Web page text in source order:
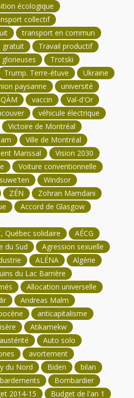
écologique
collectif
transport en commun
gratuit
Travail productif
Trotski
Trump. Terre-étuve
Ukraine
paysanne
université
vaccin
Val-d'Or
véhicule électrique
Victoire de Montréal
Ville de Montréal
Marissal
Vision 2030
Voiture conventionnelle
Windsor
ZÉN
Zohran Mamdani
Accord de Glasgow
Québec solidaire
AÉCG
du Sud
Agression sexuelle
ALÉNA
Algérie
du Lac Barrière
Allocation universelle
Andreas Malm
anticapitalisme
Atikamekw
austérité
Auto solo
avortement
du Nord Biden
bilan
Bombardier
2014-15 Budget de l'an 1